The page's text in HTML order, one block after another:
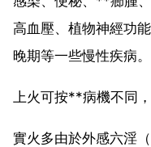
高血壓、植物神經功
晚期等一些慢性疾病。
上火可按**病機不同
實火多由於外感六淫